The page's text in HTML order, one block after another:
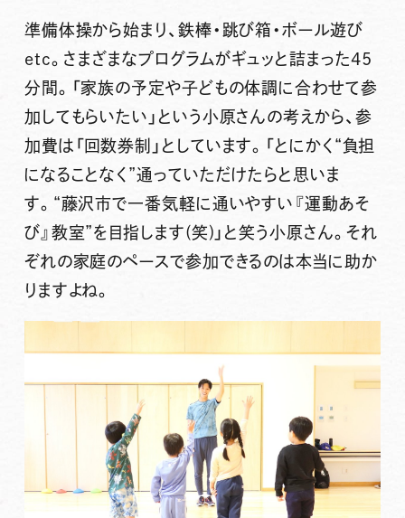
準備体操から始まり、鉄棒・跳び箱・ボール遊び
etc。さまざまなプログラムがギュッと詰まった45
分間。「家族の予定や子どもの体調に合わせて参
加してもらいたい」という小原さんの考えから、参
加費は「回数券制」としています。「とにかく“負担
になることなく”通っていただけたらと思いま
す。“藤沢市で一番気軽に通いやすい『運動あそ
び』教室”を目指します(笑)」と笑う小原さん。それ
ぞれの家庭のペースで参加できるのは本当に助か
りますよね。